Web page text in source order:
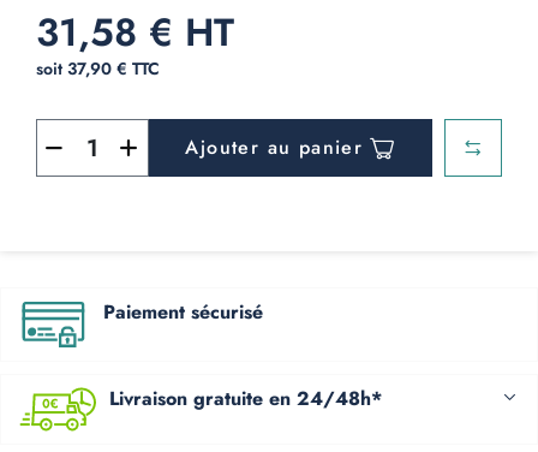
31,58 € HT
soit 37,90 € TTC
Ajouter au panier
Paiement sécurisé
Livraison gratuite en 24/48h*